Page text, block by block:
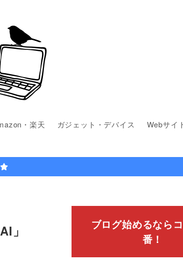
・楽天 ガジェット・デバイス
Webサイ
」
ブログ始めるなら
番！